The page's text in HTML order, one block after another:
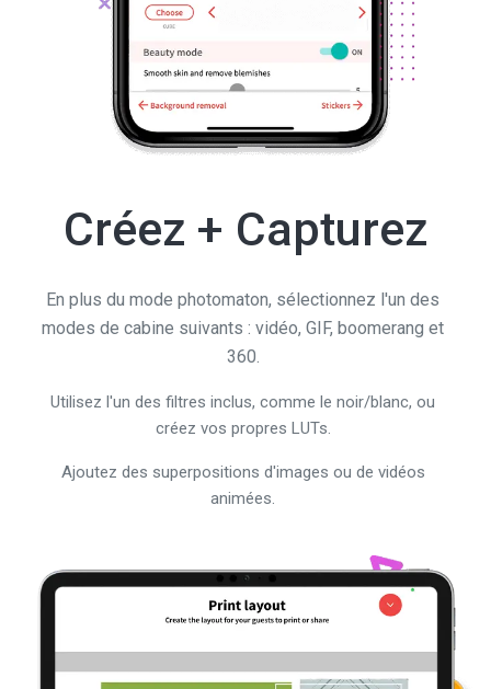
En plus du mode photomaton, sélectionnez l'un des
modes de cabine suivants : vidéo, GIF, boomerang et
360.
Utilisez l'un des filtres inclus, comme le noir/blanc, ou
créez vos propres LUTs.
Ajoutez des superpositions d'images ou de vidéos
animées.